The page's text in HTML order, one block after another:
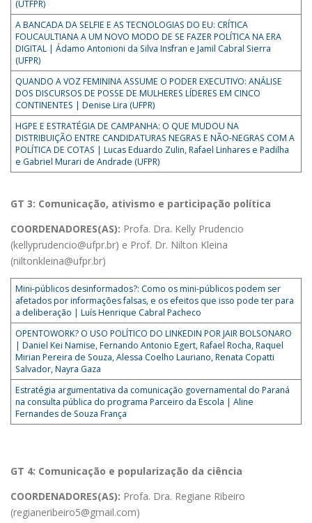
(UTFPR)
A BANCADA DA SELFIE E AS TECNOLOGIAS DO EU: CRÍTICA
FOUCAULTIANA A UM NOVO MODO DE SE FAZER POLÍTICA NA ERA
DIGITAL | Ádamo Antonioni da Silva Insfran e Jamil Cabral Sierra
(UFPR)
QUANDO A VOZ FEMININA ASSUME O PODER EXECUTIVO: ANÁLISE
DOS DISCURSOS DE POSSE DE MULHERES LÍDERES EM CINCO
CONTINENTES | Denise Lira (UFPR)
HGPE E ESTRATÉGIA DE CAMPANHA: O QUE MUDOU NA
DISTRIBUIÇÃO ENTRE CANDIDATURAS NEGRAS E NÃO-NEGRAS COM A
POLÍTICA DE COTAS | Lucas Eduardo Zulin, Rafael Linhares e Padilha
e Gabriel Murari de Andrade (UFPR)
GT 3: Comunicação, ativismo e participação política
COORDENADORES(AS): Profa. Dra. Kelly Prudencio
(kellyprudencio@ufpr.br) e Prof. Dr. Nilton Kleina
(niltonkleina@ufpr.br)
Mini-públicos desinformados?: Como os mini-públicos podem ser
afetados por informações falsas, e os efeitos que isso pode ter para
a deliberação | Luís Henrique Cabral Pacheco
OPENTOWORK? O USO POLÍTICO DO LINKEDIN POR JAIR BOLSONARO
| Daniel Kei Namise, Fernando Antonio Egert, Rafael Rocha, Raquel
Mirian Pereira de Souza, Alessa Coelho Lauriano, Renata Copatti
Salvador, Nayra Gaza
Estratégia argumentativa da comunicação governamental do Paraná
na consulta pública do programa Parceiro da Escola | Aline
Fernandes de Souza França
GT 4: Comunicação e popularização da ciência
COORDENADORES(AS): Profa. Dra. Regiane Ribeiro
(regianeribeiro5@gmail.com)